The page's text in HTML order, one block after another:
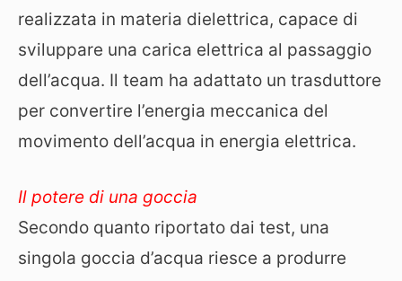
realizzata in materia dielettrica, capace di
sviluppare una carica elettrica al passaggio
dell’acqua. Il team ha adattato un trasduttore
per convertire l’energia meccanica del
movimento dell’acqua in energia elettrica.
Il potere di una goccia
Secondo quanto riportato dai test, una
singola goccia d’acqua riesce a produrre